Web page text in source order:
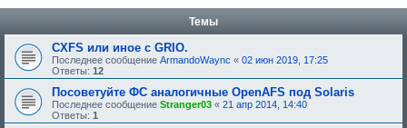
Темы
CXFS или иное с GRIO.
Последнее сообщение ArmandoWaync « 02 июн 2019, 17:25
Ответы: 12
Посоветуйте ФС аналогичные OpenAFS под Solaris
Последнее сообщение Stranger03 « 21 апр 2014, 14:40
Ответы: 1